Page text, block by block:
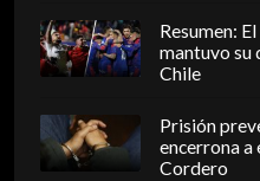
Resumen:
mantuvo su
Chile
Prisión
encerrona a
Cordero